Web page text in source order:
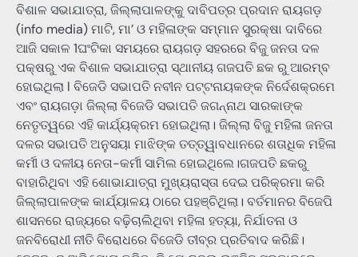
ବିଶାଳ ସଭାଯାତ୍ରା, ଜିଲ୍ଲାପାଳଙ୍କୁ ଦାବିପତ୍ର ପ୍ରଦାନ ରାୟଗଡ଼
(info media) ମାଟି, ମା’ ଓ ମହିଳାଙ୍କ ସମ୍ମାନ ସୁରକ୍ଷା ଦାବିରେ
ଆଜି ସକାଳ 1ଘଂଟିକା ସମୟରେ ରାୟଗଡ଼ ସହରରେ ବିଜୁ ଜନତା ଦଳ
ପକ୍ଷରୁ ଏକ ବିଶାଳ ସଭାଯାତ୍ରା ସ୍ଥାନୀୟ ଗଜପତି ଛକ ରୁ ଆରମ୍ବ
ହୋଇଥିଲା l ବିଜେଡି ସଭାପତି ନବୀନ ପଟ୍ଟନାୟକଙ୍କ ନିର୍ଦେଶକ୍ରମେ
ଏବଂ ରାୟଗଡ଼ା ଜିଲ୍ଲା ବିଜେଡି ସଭାପତି ଜଗନ୍ନାଥ ସାରକାଙ୍କ
ନେତୃତ୍ୱରେ ଏହି କାର୍ଯ୍ୟକ୍ରମ ହୋଇଥିଲା। ଜିଲ୍ଲା ବିଜୁ ମହିଳା ଜନତା
ଦଳର ସଭାପତି ଅନୁସୟା ମାଝିଙ୍କ ତତ୍ତ୍ୱାବଧାନରେ ଶତାଧିକ ମହିଳା
କର୍ମୀ ଓ ଦଳୀୟ ନେତା-କର୍ମୀ ସାମିଲ ହୋଇଥିଲେ।ଗଜପତି ଛକରୁ
ବାହାରିଥିବା ଏହି ଶୋଭାଯାତ୍ରା ମୁଖ୍ୟରାସ୍ତା ଦେଇ ପରିକ୍ରମା କରି
ଜିଲ୍ଲାପାଳଙ୍କ କାର୍ଯ୍ୟାଳୟ ଠାରେ ପହଞ୍ଚିଥିଲା। ବର୍ତମାନର ବିଜେପି
ଶାସନରେ ରାଜ୍ୟରେ ବଢ଼ିଚାଲିଥିବା ମହିଳା ହତ୍ୟା, ନିର୍ଯାତନା ଓ
ଜନବିରୋଧୀ ନୀତି ବିରୋଧରେ ବିଜେଡି ତୀବ୍ର ପ୍ରତିବାଦ କରିଛି।